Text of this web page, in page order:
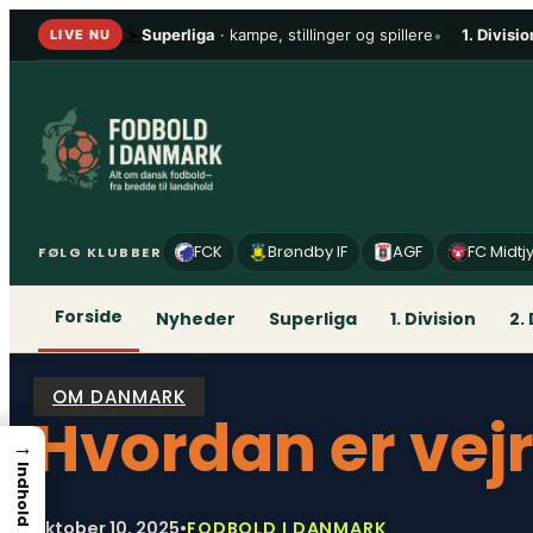
Spring
LIVE NU Superliga · kampe, stillinger og spillere• 1.
FØLG KLUBBER FCK Brøndby IF AGF FC
Forside Nyheder Superliga 1. Division 2.
OM DANMARK
Hvordan er
→
Indhold